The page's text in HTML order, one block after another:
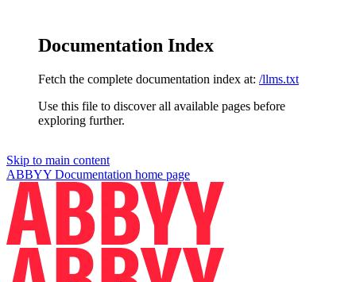
Documentation Index
Fetch the complete documentation index at: /llms.txt
Use this file to discover all available pages before
exploring further.
Skip to main content
ABBYY Documentation home page